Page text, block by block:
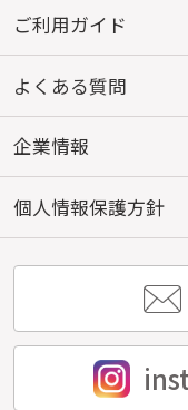
ご利用ガイド
よくある質問
企業情報
個人情報保護方針